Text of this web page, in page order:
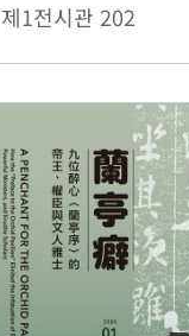
제1전시관 202